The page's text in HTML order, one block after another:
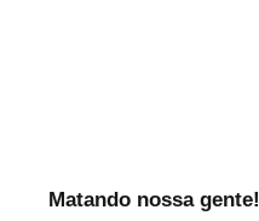
Matando nossa gente!